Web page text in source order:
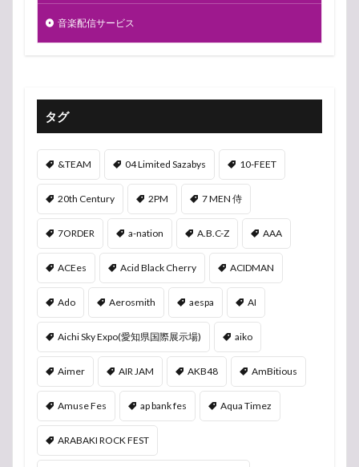
音楽配信サービス
タグ
&TEAM 04 Limited Sazabys 10-FEET
20th Century 2PM 7 MEN 侍
7ORDER a-nation A.B.C-Z AAA
ACEes Acid Black Cherry ACIDMAN
Ado Aerosmith aespa AI
Aichi Sky Expo(愛知県国際展示場) aiko
Aimer AIR JAM AKB48 AmBitious
Amuse Fes ap bank fes Aqua Timez
ARABAKI ROCK FEST